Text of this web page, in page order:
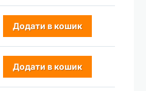
Додати в кошик
Додати в кошик